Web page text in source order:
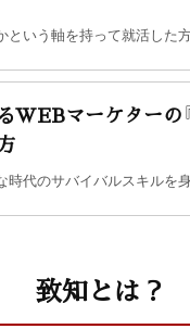
という軸を持って就活した
WEBマーケターの
時代のサバイバルスキルを
致知とは？